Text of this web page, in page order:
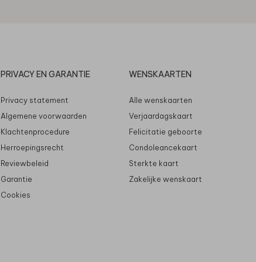
PRIVACY EN GARANTIE
Privacy statement
Algemene voorwaarden
Klachtenprocedure
Herroepingsrecht
Reviewbeleid
Garantie
Cookies
WENSKAARTEN
Alle wenskaarten
Verjaardagskaart
Felicitatie geboorte
Condoleancekaart
Sterkte kaart
Zakelijke wenskaart